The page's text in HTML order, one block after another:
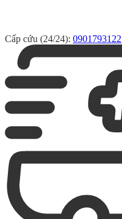
Cấp cứu (24/24): 0901793122